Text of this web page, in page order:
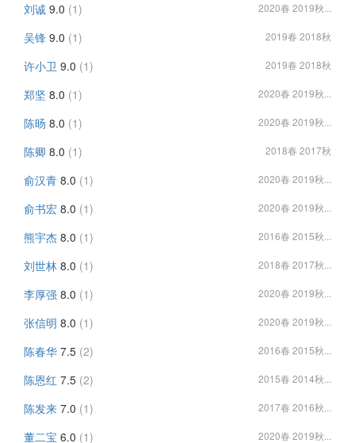
刘诚 9.0 (1) 2020春 2019秋...
吴锋 9.0 (1) 2019春 2018秋
许小卫 9.0 (1) 2019春 2018秋
郑坚 8.0 (1) 2020春 2019秋...
陈旸 8.0 (1) 2020春 2019秋...
陈卿 8.0 (1) 2018春 2017秋
俞汉青 8.0 (1) 2020春 2019秋...
俞书宏 8.0 (1) 2020春 2019秋...
熊宇杰 8.0 (1) 2016春 2015秋...
刘世林 8.0 (1) 2018春 2017秋...
李厚强 8.0 (1) 2020春 2019秋...
张信明 8.0 (1) 2020春 2019秋...
陈春华 7.5 (2) 2016春 2015秋...
陈恩红 7.5 (2) 2015春 2014秋...
陈发来 7.0 (1) 2017春 2016秋...
董二宝 6.0 (1) 2020春 2019秋...